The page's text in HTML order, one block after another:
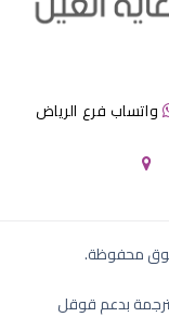
واتساب فرع الرياض
محفوظة.
بدعم قوقل